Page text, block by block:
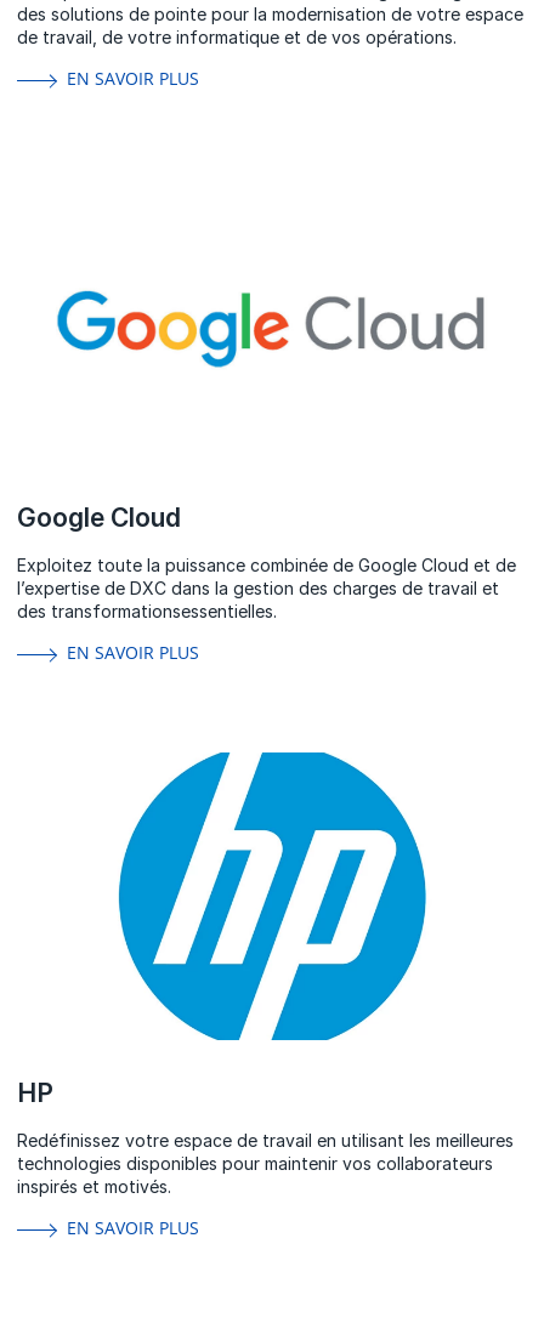
des solutions de pointe pour la modernisation de votre espace
de travail, de votre informatique et de vos opérations.
EN SAVOIR PLUS
Google Cloud
Exploitez toute la puissance combinée de Google Cloud et de
l’expertise de DXC dans la gestion des charges de travail et
des transformationsessentielles.
EN SAVOIR PLUS
HP
Redéfinissez votre espace de travail en utilisant les meilleures
technologies disponibles pour maintenir vos collaborateurs
inspirés et motivés.
EN SAVOIR PLUS